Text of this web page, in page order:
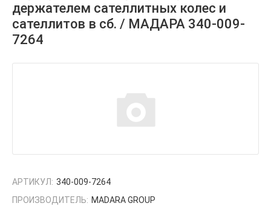
держателем сателлитных колес и
сателлитов в сб. / МАДАРА 340-009-
7264
АРТИКУЛ: 340-009-7264
ПРОИЗВОДИТЕЛЬ: MADARA GROUP